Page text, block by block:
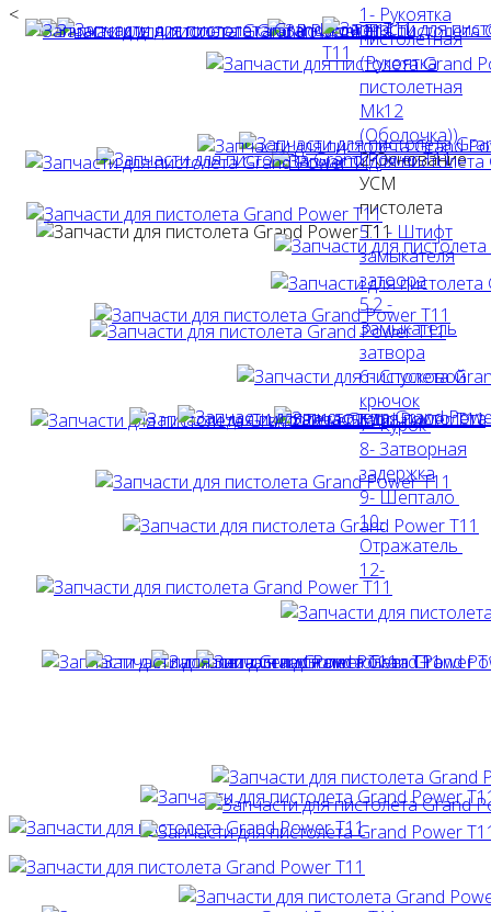
<
1- Рукоятка
пистолетная
(Рукоятка
пистолетная
Mk12
(Оболочка))
2-Основание
УСМ
пистолета
5.1 - Штифт
замыкателя
затоора
5.2 -
Замыкатель
затвора
6- Спусковой
крючок
7- Курок
8- Затворная
задержка
9- Шептало
10-
Отражатель
12-